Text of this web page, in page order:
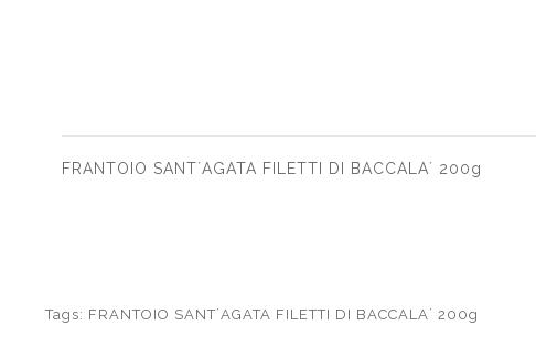
FRANTOIO SANT´AGATA FILETTI DI BACCALA´ 200g
Tags: FRANTOIO SANT´AGATA FILETTI DI BACCALA´ 200g